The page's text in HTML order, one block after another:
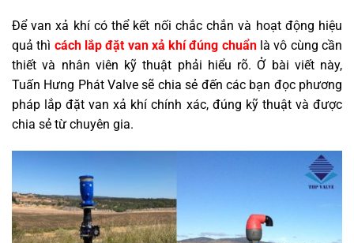
Để van xả khí có thể kết nối chắc chắn và hoạt động hiệu
quả thì cách lắp đặt van xả khí đúng chuẩnlà vô cùng cần
thiết và nhân viên kỹ thuật phải hiểu rõ. Ở bài viết này,
Tuấn Hưng Phát Valve sẽ chia sẻ đến các bạn đọc phương
pháp lắp đặt van xả khí chính xác, đúng kỹ thuật và được
chia sẻ từ chuyên gia.